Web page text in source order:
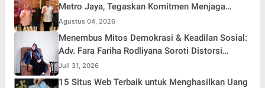
Metro Jaya, Tegaskan Komitmen Menjaga
Jakarta Aman, Damai, dan Kondusif Jelang HUT
ke-81 Republik Indonesia
Agustus 04, 2026
Menembus Mitos Demokrasi & Keadilan Sosial:
Adv. Fara Fariha Rodliyana Soroti Distorsi
Simpati Publik dan Aksi Main Hakim Sendiri
Juli 31, 2026
15 Situs Web Terbaik untuk Menghasilkan Uang